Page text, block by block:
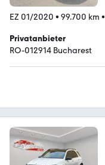
EZ 01/2020 • 99.700 km •
Privatanbieter
RO-012914 Bucharest